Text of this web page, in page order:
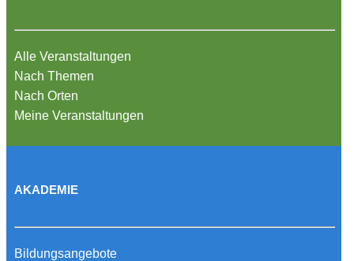
Alle Veranstaltungen
Nach Themen
Nach Orten
Meine Veranstaltungen
AKADEMIE
Bildungsangebote